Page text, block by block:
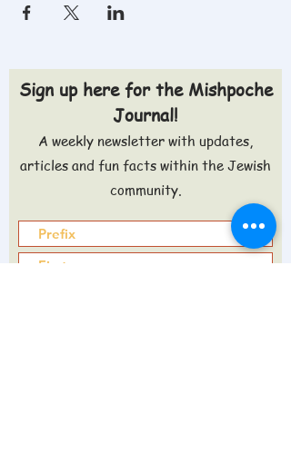
Sign up here for the Mishpoche
Journal!
A weekly newsletter with updates,
articles and fun facts within the Jewish
community.